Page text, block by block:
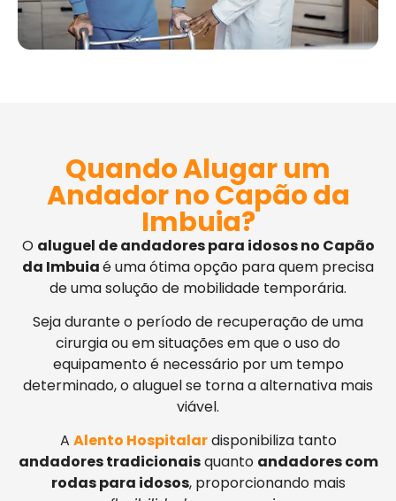
Quando Alugar um
Andador no Capão da
Imbuia?
O aluguel de andadores para idosos no Capão
da Imbuiaé uma ótima opção para quem precisa
de uma solução de mobilidade temporária.
Seja durante o período de recuperação de uma
cirurgia ou em situações em que o uso do
equipamento é necessário por um tempo
determinado, o aluguel se torna a alternativa mais
viável.
A Alento Hospitalardisponibiliza tanto
andadores tradicionaisquanto andadores com
rodas para idosos, proporcionando mais